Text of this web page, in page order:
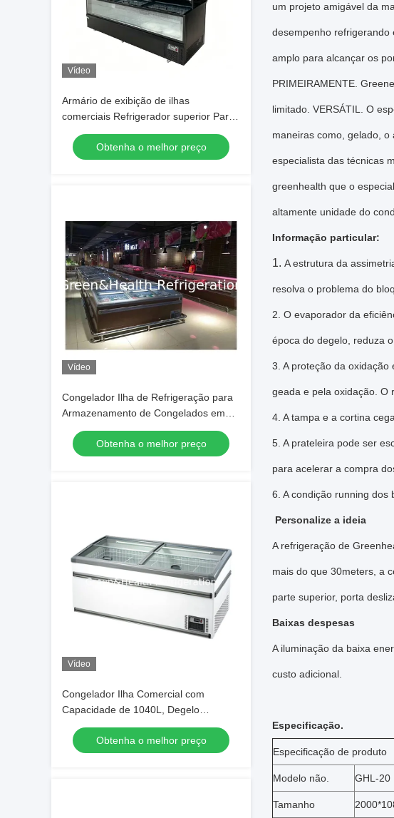
Vídeo
Armário de exibição de ilhas
comerciais Refrigerador superior Para
supermercados
Obtenha o melhor preço
Vídeo
Congelador Ilha de Refrigeração para
Armazenamento de Congelados em
Supermercado de Alta Qualidade
Obtenha o melhor preço
Vídeo
Congelador Ilha Comercial com
Capacidade de 1040L, Degelo
Automático e Refrigerante R290 para
Exibição em Supermercado
Obtenha o melhor preço
um projeto amigável da
desempenho refrigerando
amplo para alcançar os
PRIMEIRAMENTE.
limitado. VERSÁTIL. O
maneiras como, gelado,
especialista das técnicas
greenhealth que o
altamente unidade do
Informação particular:
1. A estrutura da
resolva o problema do
2. O evaporador da
época do degelo, reduza
3. A proteção da
geada e pela oxidação. O
4. A tampa e a cortina
5. A prateleira pode ser
para acelerar a compra
6. A condição running dos
Personalize a ideia
A refrigeração de
mais do que 30meters, a
parte superior, porta
Baixas despesas
A iluminação da baixa
custo adicional.
Especificação.
Especificação de produto
Modelo não. GHL-20
Tamanho